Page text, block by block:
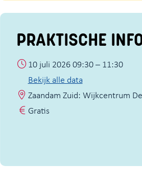
PRAKTISCHE
10 juli 2026 09:30 – 11:30
Bekijk alle data
Zaandam Zuid: Wijkcentrum
Gratis